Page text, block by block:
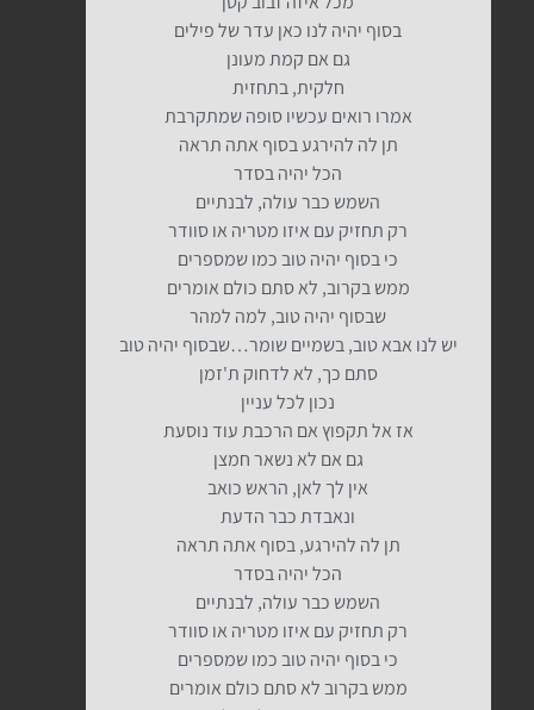
בסוף יהיה לנו כאן עדר של פילים
גם אם קמת מעונן
חלקית, בתחזית
אמרו רואים עכשיו סופה שמתקרבת
תן לה להירגע בסוף אתה תראה
הכל יהיה בסדר
השמש כבר עולה, לבנתיים
רק תחזיק עם איזו מטריה או סוודר
כי בסוף יהיה טוב כמו שמספרים
ממש בקרוב, לא סתם כולם אומרים
שבסוף יהיה טוב, למה למהר
יש לנו אבא טוב, בשמיים שומר…שבסוף יהיה טוב
סתם כך, לא לדחוק ת'זמן
נכון לכל עניין
אז אל תקפוץ אם הרכבת עוד נוסעת
גם אם לא נשאר חמצן
אין לך לאן, הראש כואב
ונאבדת כבר הדעת
תן לה להירגע, בסוף אתה תראה
הכל יהיה בסדר
השמש כבר עולה, לבנתיים
רק תחזיק עם איזו מטריה או סוודר
כי בסוף יהיה טוב כמו שמספרים
ממש בקרוב לא סתם כולם אומרים